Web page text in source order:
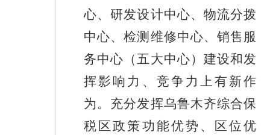
心、研发设计中心、物流分拨
中心、检测维修中心、销售服
务中心 （五大中心） 建设和发
挥影响力、竞争力上有新作
为。充分发挥乌鲁木齐综合保
税区政策 功能优势、区位优